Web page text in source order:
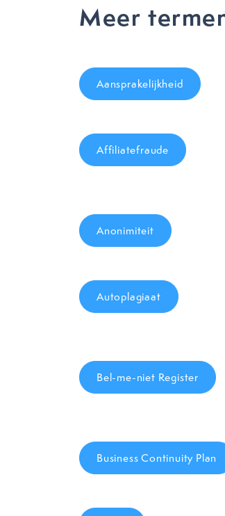
Meer
Aansprakelijkheid
Affiliatefraude
Anonimiteit
Autoplagiaat
Bel-me-niet Register
Business Continuity Plan